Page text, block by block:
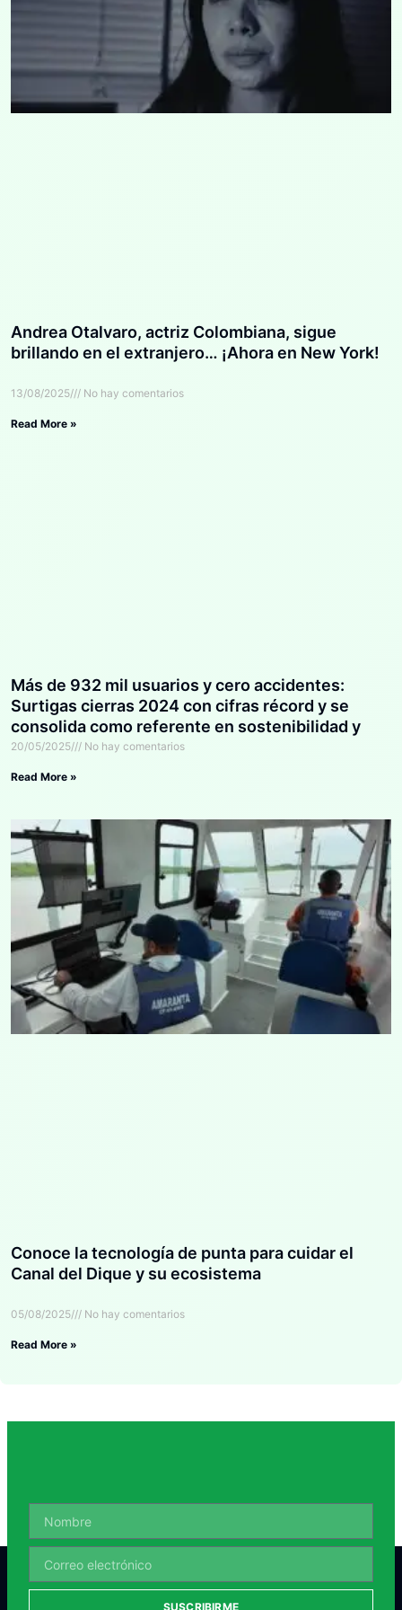
Andrea Otalvaro, actriz Colombiana, sigue
brillando en el extranjero… ¡Ahora en New York!
13/08/2025 No hay comentarios
Read More »
Más de 932 mil usuarios y cero accidentes:
Surtigas cierras 2024 con cifras récord y se
consolida como referente en sostenibilidad y
bienestar laboral
20/05/2025 No hay comentarios
Read More »
Conoce la tecnología de punta para cuidar el
Canal del Dique y su ecosistema
05/08/2025 No hay comentarios
Read More »
SUSCRIBIRME